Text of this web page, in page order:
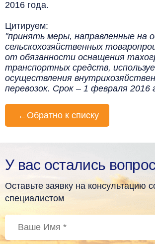
2016 года.
Цитируем:
"принять меры, направленные на
сельскохозяйственных
от обязанности оснащения
транспортных средств,
осуществления
перевозок. Срок – 1 февраля 2016
← Обратно к списку
У вас остались
Оставьте заявку на консультацию
специалистом